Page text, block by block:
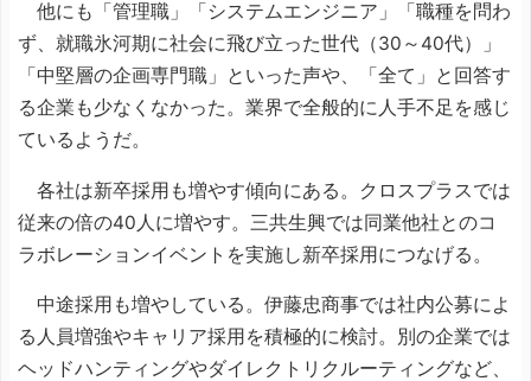
他にも「管理職」「システムエンジニア」「職種を問わ
ず、就職氷河期に社会に飛び立った世代（30～40代）」
「中堅層の企画専門職」といった声や、「全て」と回答す
る企業も少なくなかった。業界で全般的に人手不足を感じ
ているようだ。
各社は新卒採用も増やす傾向にある。クロスプラスでは
従来の倍の40人に増やす。三共生興では同業他社とのコ
ラボレーションイベントを実施し新卒採用につなげる。
中途採用も増やしている。伊藤忠商事では社内公募によ
る人員増強やキャリア採用を積極的に検討。別の企業では
ヘッドハンティングやダイレクトリクルーティングなど、